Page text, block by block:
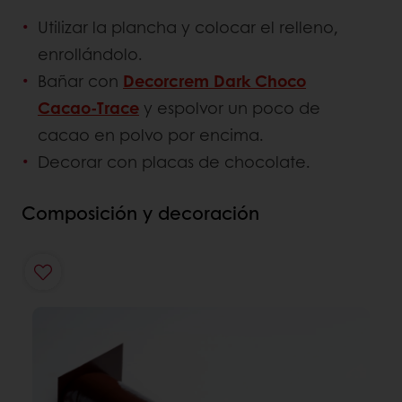
Utilizar la plancha y colocar el relleno,
enrollándolo.
Bañar con Decorcrem Dark Choco
Cacao-Trace y espolvor un poco de
cacao en polvo por encima.
Decorar con placas de chocolate.
Composición y decoración